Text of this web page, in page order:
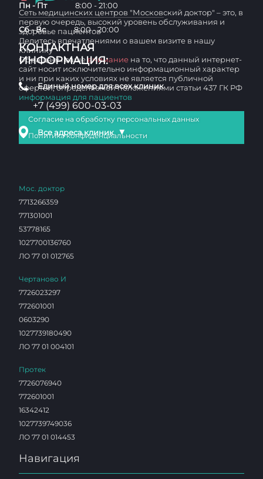
Пн - Пт 8:00 - 21:00
Сб - Вс 8:00 - 20:00
КОНТАКТНАЯ
ИНФОРМАЦИЯ:
Единый номер для всех клиник
+7 (499) 600-03-03
Все адреса клиник ▼
Сеть медицинских центров "Московский доктор" – это, в
первую очередь, высокий уровень обслуживания и
здоровье пациентов
Делитесь впечатлениями о вашем визите в нашу
клинику
Обращаем вашевнимание на то, что данный интернет-
сайт носит исключительно информационный характер
и ни при каких условиях не является публичной
офертой, определяемой положениями статьи 437 ГК РФ
информация для пациентов
Согласие на обработку персональных данных
Политика конфиденциальности
Мос. доктор
7713266359
771301001
53778165
1027700136760
ЛО 77 01 012765
Чертаново И
7726023297
772601001
0603290
1027739180490
ЛО 77 01 004101
Протек
7726076940
772601001
16342412
1027739749036
ЛО 77 01 014453
Навигация